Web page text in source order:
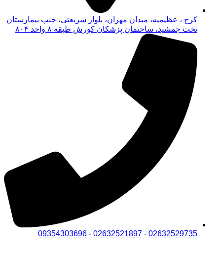
کرج ، عظیمیه، میدان مهران، بلوار شریعتی، جنب بیمارستان
تخت جمشید، ساختمان پزشکان کورش طبقه ۸ واحد ۸۰۴
02632529735
-
02632521897
-
09354303696